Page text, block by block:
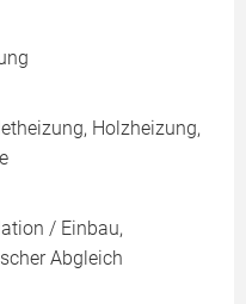
Holzheizung,
/ Einbau,
Abgleich